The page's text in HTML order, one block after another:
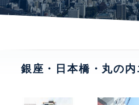
銀座・日本橋・丸の